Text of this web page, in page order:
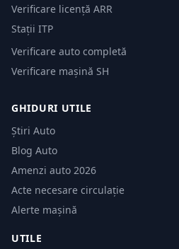
Verificare licență ARR
Stații ITP
Verificare auto completă
Verificare mașină SH
GHIDURI UTILE
Știri Auto
Blog Auto
Amenzi auto 2026
Acte necesare circulație
Alerte mașină
UTILE